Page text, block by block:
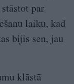
par
laiku, kad
bijis sen, jau
klāstā